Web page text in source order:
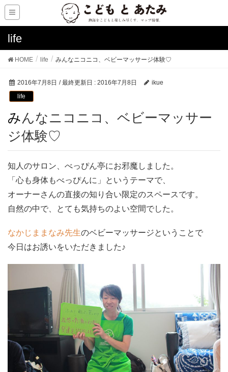
life
HOME life みんなニコニコ、ベビーマッサージ体験♡
2016年7月8日 / 最終更新日 : 2016年7月8日
ikue
life
みんなニコニコ、ベビーマッサー
ジ体験♡
知人のサロン、べっぴん亭にお邪魔しました。
「心も身体もべっぴんに」というテーマで、
オーナーさんの直接の知り合い限定のスペースです。
自然の中で、とても気持ちのよい空間でした。
なかじままなみ先生のベビーマッサージということで
今日はお誘いをいただきました♪